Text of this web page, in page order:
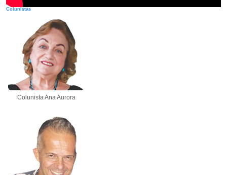
Colunistas
Colunista Ana Aurora